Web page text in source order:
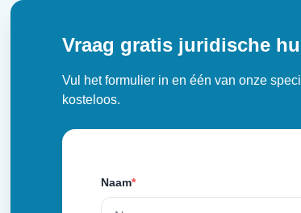
Vraag gratis juridische
Vul het formulier in en één van onze
kosteloos.
Naam*